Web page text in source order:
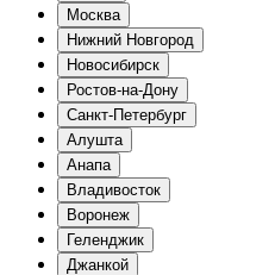
Москва
Нижний Новгород
Новосибирск
Ростов-на-Дону
Санкт-Петербург
Алушта
Анапа
Владивосток
Воронеж
Геленджик
Джанкой